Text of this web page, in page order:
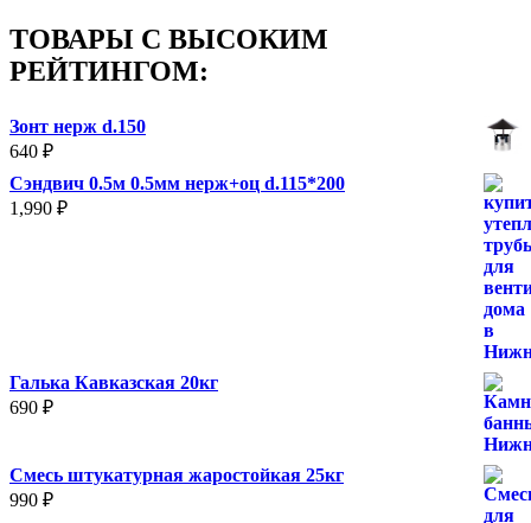
ТОВАРЫ С ВЫСОКИМ
РЕЙТИНГОМ:
Зонт нерж d.150
640 ₽
Сэндвич 0.5м 0.5мм нерж+оц d.115*200
1,990 ₽
Галька Кавказская 20кг
690 ₽
Смесь штукатурная жаростойкая 25кг
990 ₽